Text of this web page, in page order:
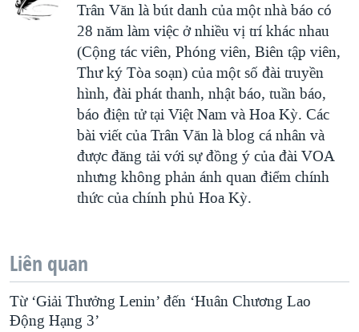
Trân Văn là bút danh của một nhà báo có
28 năm làm việc ở nhiều vị trí khác nhau
(Cộng tác viên, Phóng viên, Biên tập viên,
Thư ký Tòa soạn) của một số đài truyền
hình, đài phát thanh, nhật báo, tuần báo,
báo điện tử tại Việt Nam và Hoa Kỳ. Các
bài viết của Trân Văn là blog cá nhân và
được đăng tải với sự đồng ý của đài VOA
nhưng không phản ánh quan điểm chính
thức của chính phủ Hoa Kỳ.
Liên quan
Từ ‘Giải Thưởng Lenin’ đến ‘Huân Chương Lao
Động Hạng 3’